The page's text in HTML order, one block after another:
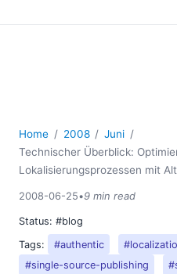
Home 2008
Juni
Technischer Überblick:
Lokalisierungsprozessen mit
2008-06-25•9 min read
Status: #blog
Tags:
#authentic
#single-source-publishing